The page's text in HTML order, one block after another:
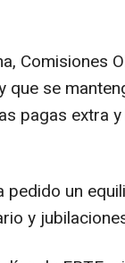
Comisiones
que se
pagas extra
pedido un
y